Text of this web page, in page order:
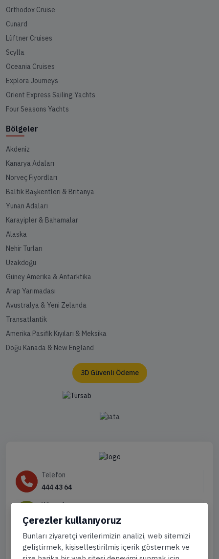
Orthodox Cruise
Cunard
Lüftner Cruises
Scylla
Oceania Cruises
Explora Journeys
Orient Express Sailing Yachts
Four Seasons Yachts
Bölgeler
Akdeniz
Kanarya Adaları
Norveç Fiyordları
Baltık Başkentleri & Britanya
Yunan Adaları
Karayipler & Bahamalar
Alaska
Nehir Turları
Uzakdoğu
Güney Amerika & Antarktika
Arap Yarımadası
Avustralya & Yeni Zelanda
Transatlantik
Amerika Pasifik Kıyıları & Meksika
Doğu Kanada & New England
3D Güvenli Ödeme
Telefon
444 43 64
WhatsApp
905444996736
Eposta
info@gemiturlari.com
Çerezler kullanıyoruz
Bunları ziyaretçi verilerimizin analizi, web sitemizi
geliştirmek, kişiselleştirilmiş içerik göstermek ve